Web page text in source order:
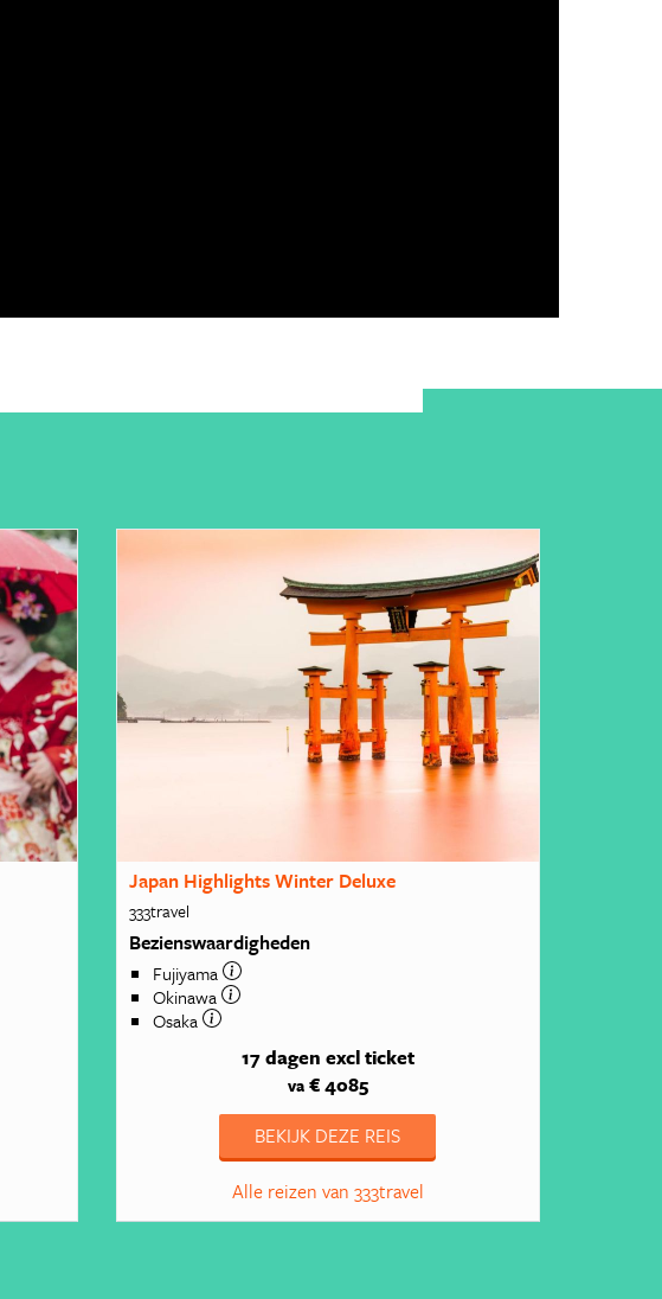
Japan Highlights Winter Deluxe
333travel
Bezienswaardigheden
Fujiyama
Okinawa
Osaka
17 dagen excl ticket
va€ 4085
BEKIJK DEZE REIS
Alle reizen van 333travel